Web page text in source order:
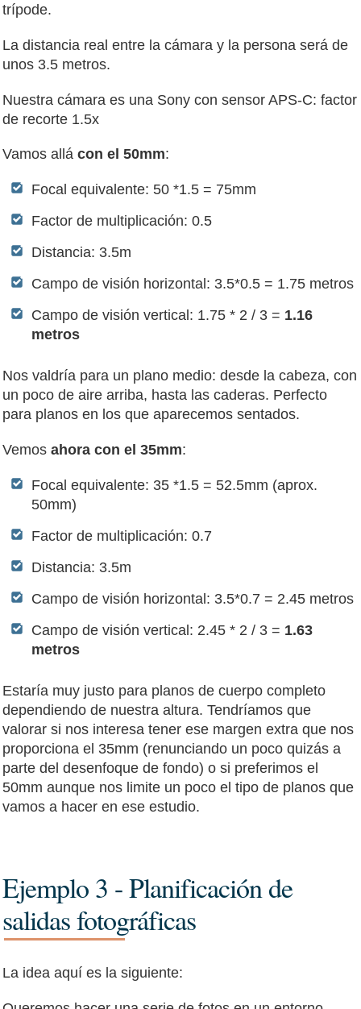
trípode.
La distancia real entre la cámara y la persona será de
unos 3.5 metros.
Nuestra cámara es una Sony con sensor APS-C: factor
de recorte 1.5x
Vamos allácon el 50mm:
Focal equivalente: 50 *1.5 = 75mm
Factor de multiplicación: 0.5
Distancia: 3.5m
Campo de visión horizontal: 3.5*0.5 = 1.75 metros
Campo de visión vertical: 1.75 * 2 / 3 = 1.16
metros
Nos valdría para un plano medio: desde la cabeza, con
un poco de aire arriba, hasta las caderas. Perfecto
para planos en los que aparecemos sentados.
Vemosahora con el 35mm:
Focal equivalente: 35 *1.5 = 52.5mm (aprox.
50mm)
Factor de multiplicación: 0.7
Distancia: 3.5m
Campo de visión horizontal: 3.5*0.7 = 2.45 metros
Campo de visión vertical: 2.45 * 2 / 3 = 1.63
metros
Estaría muy justo para planos de cuerpo completo
dependiendo de nuestra altura. Tendríamos que
valorar si nos interesa tener ese margen extra que nos
proporciona el 35mm (renunciando un poco quizás a
parte del desenfoque de fondo) o si preferimos el
50mm aunque nos limite un poco el tipo de planos que
vamos a hacer en ese estudio.
Ejemplo 3 - Planificación de
salidas fotográficas
La idea aquí es la siguiente: